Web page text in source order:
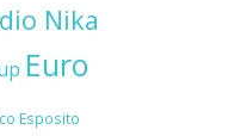
Nika
Euro
Esposito